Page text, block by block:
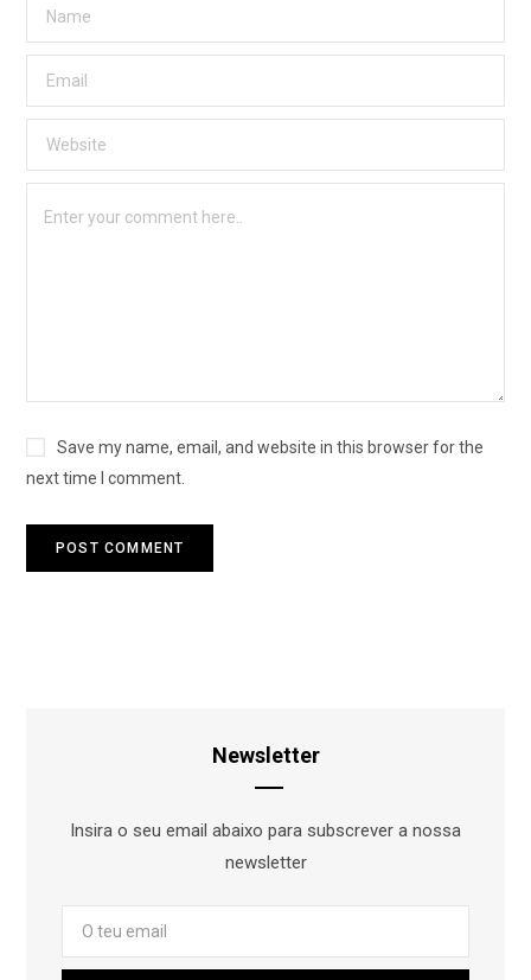
Save my name, email, and website in this browser for the
next time I comment.
Newsletter
Insira o seu email abaixo para subscrever a nossa
newsletter